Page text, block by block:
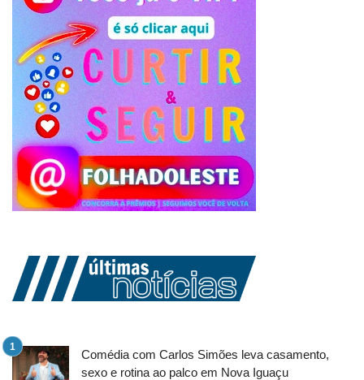
Comédia com Carlos Simões leva casamento,
sexo e rotina ao palco em Nova Iguaçu